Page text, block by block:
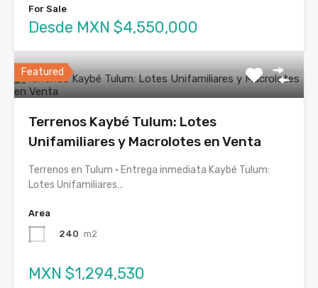
For Sale
Desde MXN $4,550,000
Featured
Terrenos Kaybé Tulum: Lotes
Unifamiliares y Macrolotes en Venta
Terrenos en Tulum · Entrega inmediata Kaybé Tulum:
Lotes Unifamiliares…
Area
240 m2
MXN $1,294,530